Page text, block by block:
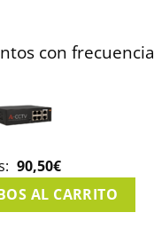
con frecuencia
90,50€
AL CARRITO